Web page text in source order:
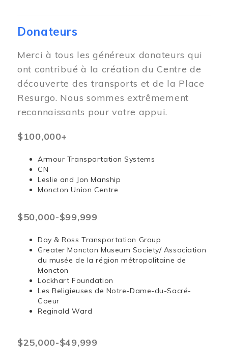
Donateurs
Merci à tous les généreux donateurs qui
ont contribué à la création du Centre de
découverte des transports et de la Place
Resurgo. Nous sommes extrêmement
reconnaissants pour votre appui.
$100,000+
Armour Transportation Systems
CN
Leslie and Jon Manship
Moncton Union Centre
$50,000-$99,999
Day & Ross Transportation Group
Greater Moncton Museum Society/ Association
du musée de la région métropolitaine de
Moncton
Lockhart Foundation
Les Religieuses de Notre-Dame-du-Sacré-
Coeur
Reginald Ward
$25,000-$49,999